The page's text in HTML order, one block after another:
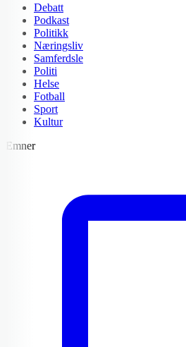
Debatt
Podkast
Politikk
Næringsliv
Samferdsle
Politi
Helse
Fotball
Sport
Kultur
Emner